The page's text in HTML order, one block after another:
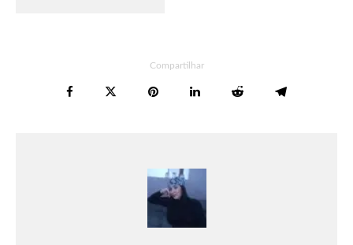
Compartilhar